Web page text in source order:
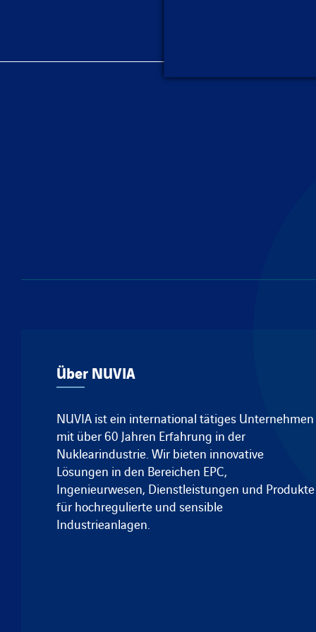
Über NUVIA
NUVIA ist ein international tätiges Unternehmen
mit über 60 Jahren Erfahrung in der
Nuklearindustrie. Wir bieten innovative
Lösungen in den Bereichen EPC,
Ingenieurwesen, Dienstleistungen und Produkte
für hochregulierte und sensible
Industrieanlagen.